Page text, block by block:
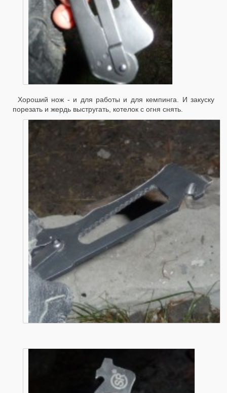
Хороший нож - и для работы и для кемпинга. И закуску
порезать и жердь выстругать, котелок с огня снять.